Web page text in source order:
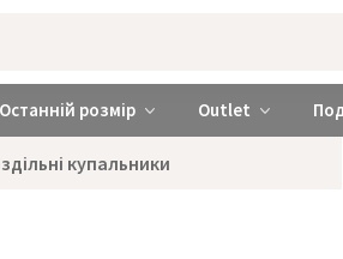
Останній розмір Outlet
купальники